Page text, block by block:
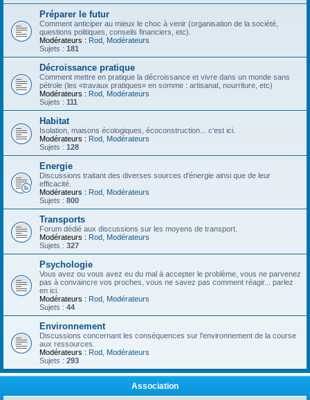
Préparer le futur
Comment anticiper au mieux le choc à venir (organisation de la société,
questions politiques, conseils financiers, etc).
Modérateurs : Rod Modérateurs
Sujets : 181
Décroissance pratique
Comment mettre en pratique la décroissance et vivre dans un monde sans
pétrole (les «travaux pratiques» en somme : artisanat, nourriture, etc)
Modérateurs : Rod Modérateurs
Sujets : 111
Habitat
Isolation, maisons écologiques, écoconstruction... c'est ici.
Modérateurs : Rod Modérateurs
Sujets : 128
Energie
Discussions traitant des diverses sources d'énergie ainsi que de leur
efficacité.
Modérateurs : Rod Modérateurs
Sujets : 800
Transports
Forum dédié aux discussions sur les moyens de transport.
Modérateurs : Rod Modérateurs
Sujets : 327
Psychologie
Vous avez ou vous avez eu du mal à accepter le problème, vous ne parvenez
pas à convaincre vos proches, vous ne savez pas comment réagir... parlez
en ici.
Modérateurs : Rod Modérateurs
Sujets : 44
Environnement
Discussions concernant les conséquences sur l'environnement de la course
aux ressources.
Modérateurs : Rod Modérateurs
Sujets : 293
Association